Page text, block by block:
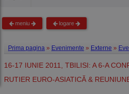
meniu logare
Prima pagina » Evenimente » Externe »
16-17 IUNIE 2011, TBILISI: A 6-A
RUTIER EURO-ASIATICĂ &